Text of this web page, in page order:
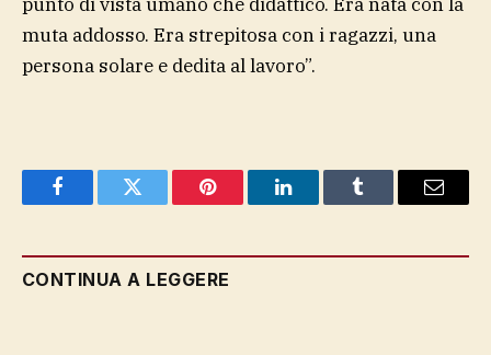
muta addosso. Era strepitosa con i ragazzi, una
persona solare e dedita al lavoro”.
FacebookTwitter Pinterest LinkedInTumblr Email
CONTINUA A LEGGERE